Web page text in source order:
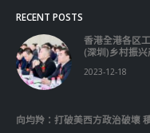
RECENT POSTS
香港全港各区
(深圳)乡村振
2023-12-18
向均羚：打破美西方政治破壞